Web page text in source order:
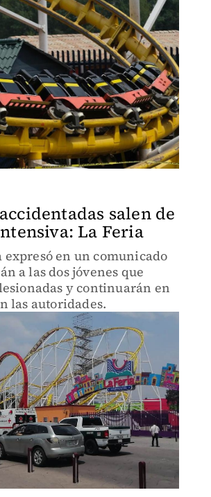
salen de
La Feria
expresó en un comunicado
a las dos jóvenes que
y continuarán en
las autoridades.